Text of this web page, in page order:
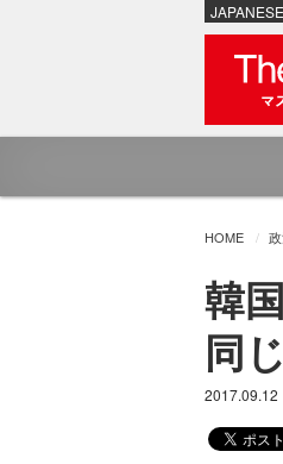
JAPANESE
HOME
韓
同じ
2017.09.12